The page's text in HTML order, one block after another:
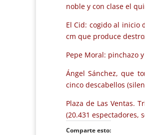
noble y con clase el
El Cid: cogido al inicio
cm que produce
Pepe Moral: pinchazo
Ángel Sánchez, que
cinco descabellos
Plaza de Las Ventas.
(20.431 espectadores,
Comparte esto: